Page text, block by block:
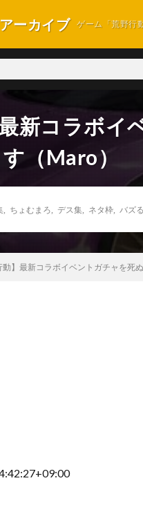
ーカイブ ゲーム「荒野行
最新コラボ
（Maro）
ちょむまろ デス集 ネタ枠 バズる
動】最新コラボイベントガチャを死